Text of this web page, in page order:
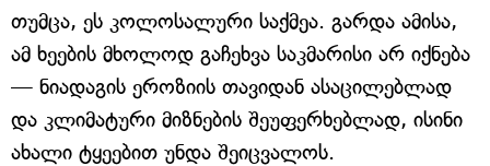
თუმცა, ეს კოლოსალური საქმეა. გარდა ამისა,
ამ ხეების მხოლოდ გაჩეხვა საკმარისი არ იქნება
— ნიადაგის ეროზიის თავიდან ასაცილებლად
და კლიმატური მიზნების შეუფერხებლად, ისინი
ახალი ტყეებით უნდა შეიცვალოს.